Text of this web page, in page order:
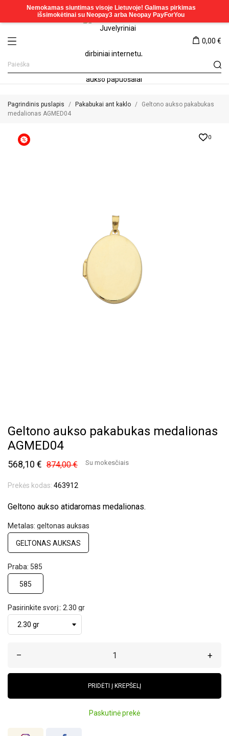
0,00 €
Pagrindinis puslapis Pakabukai ant kaklo
Geltono aukso pakabukas
medalionas AGMED04
0
Geltono aukso pakabukas medalionas
AGMED04
568,10 € 874,00 € Su mokesčiais
Prekės kodas: 463912
Geltono aukso atidaromas medalionas.
Metalas: geltonas auksas
GELTONAS AUKSAS
Praba: 585
585
Pasirinkite svorį:: 2.30 gr
– +
PRIDĖTI Į KREPŠELĮ
Paskutinė prekė